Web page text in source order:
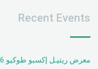
Recent Events
معرض ريتيـل إكسبو طوكيو 2026 – Retail Expo Tokyo